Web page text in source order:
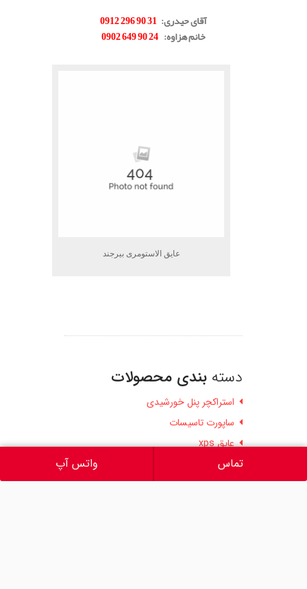
آقای حیدری:
31 90 296 0912
خانم هزاوه:
24 90 649 0902
عایق الاستومری بیرجند
دسته بندی محصولات
استراکچر پنل خورشیدی
ساپورت تاسیسات
عایق xps
عایق الاستومری
عایق الیاف سرامیک
تماس واتس آپ